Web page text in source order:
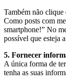
Também não clique
Como posts com
smartphone!” No
possível que esteja
5. Fornecer
A única forma de
tenha as suas